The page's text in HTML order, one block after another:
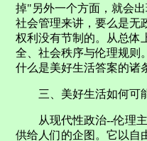
掉"另外一个方面，就会
社会管理来讲，要么是无
权利没有节制的。从总体
全、社会秩序与伦理规则
什么是美好生活答案的诸
三、美好生活如何可
从现代性政治--伦理主
供给人们的企图。它以自